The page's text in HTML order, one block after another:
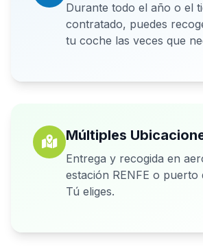
Durante todo el año o el
contratado, puedes
tu coche las veces que
Múltiples
Entrega y recogida en
estación RENFE o puerto
Tú eliges.